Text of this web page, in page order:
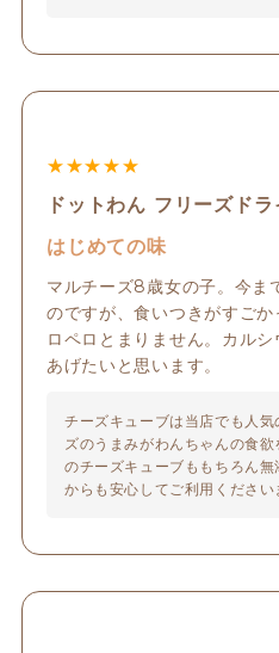
ドットわん フリーズド
★★★★★
はじめての味
マルチーズ8歳女の子。今ま
のですが、食いつきがすご
ロペロとまりません。カル
あげたいと思います。
チーズキューブは当店でも人
ズのうまみがわんちゃんの食
のチーズキューブももちろん
からも安心してご利用ください